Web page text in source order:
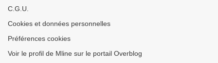
C.G.U.
Cookies et données personnelles
Préférences cookies
Voir le profil de Mline sur le portail Overblog